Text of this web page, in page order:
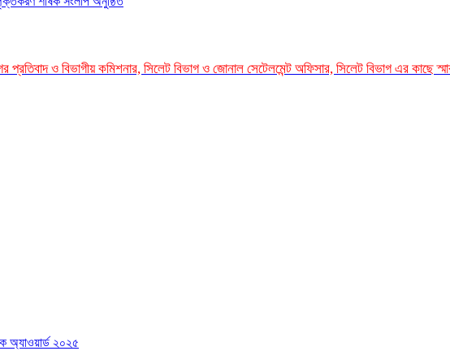
ও বিভাগীয় কমিশনার, সিলেট বিভাগ ও জোনাল সেটেলমেন্ট অফিসার, সিলেট বিভাগ এর কাছে
অ্যাওয়ার্ড ২০২৫